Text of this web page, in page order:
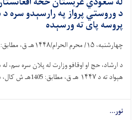
د وروستي پرواز په رارسېدو سره
پروسه پای ته ورسېده
چهارشنبه، ۱۵/ محرم الحرام/۱۴۴۸هـ ق، مطابق:
د ارشاد، حج او اوقافو وزارت له پلان سره
هېواد ته د۱۴۴۷ هـ ق، مطابق: 1405هـ ش کال، د حجاج کرامو. . .
نور...